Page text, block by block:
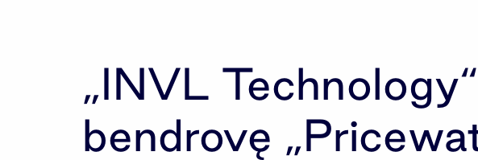
„INVL
bendrovę